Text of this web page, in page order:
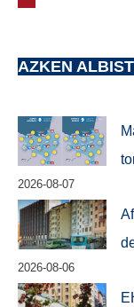
AZKEN
2026-08-07
2026-08-06